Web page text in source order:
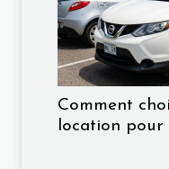
Comment
location pour